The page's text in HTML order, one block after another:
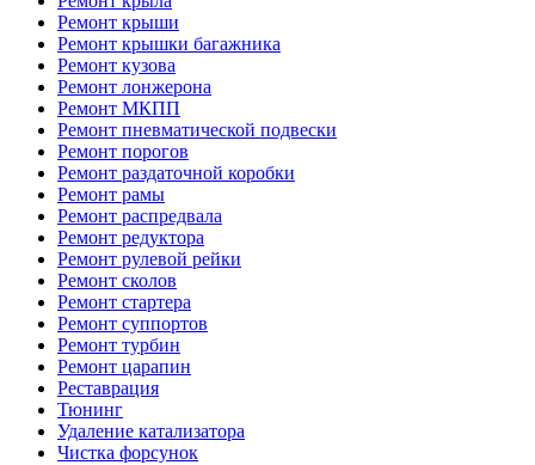
Ремонт крыши
Ремонт крышки багажника
Ремонт кузова
Ремонт лонжерона
Ремонт МКПП
Ремонт пневматической подвески
Ремонт порогов
Ремонт раздаточной коробки
Ремонт рамы
Ремонт распредвала
Ремонт редуктора
Ремонт рулевой рейки
Ремонт сколов
Ремонт стартера
Ремонт суппортов
Ремонт турбин
Ремонт царапин
Реставрация
Тюнинг
Удаление катализатора
Чистка форсунок